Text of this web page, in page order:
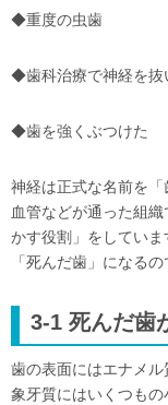
◆重度の虫歯
◆歯科治療で神経を抜
◆歯を強くぶつけた
神経は正式な名前を「
血管などが通った組
かす役割」をしてい
「死んだ歯」になるの
3-1 死んだ歯
歯の表面にはエナメル
象牙質にはいくつもの